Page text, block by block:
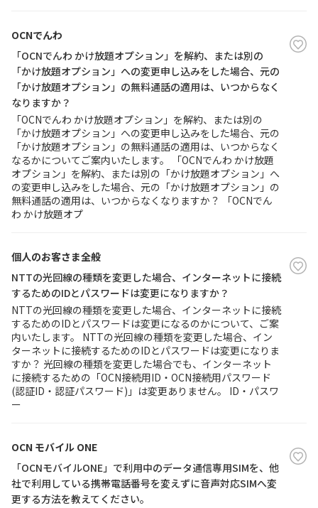
OCNでんわ
「OCNでんわ かけ放題オプション」を解約、または別の
「かけ放題オプション」への変更申し込みをした場合、元の
「かけ放題オプション」の無料通話の適用は、いつからなく
なりますか？
「OCNでんわ かけ放題オプション」を解約、または別の
「かけ放題オプション」への変更申し込みをした場合、元の
「かけ放題オプション」の無料通話の適用は、いつからなく
なるかについてご案内いたします。 「OCNでんわ かけ放題
オプション」を解約、または別の「かけ放題オプション」へ
の変更申し込みをした場合、元の「かけ放題オプション」の
無料通話の適用は、いつからなくなりますか？ 「OCNでん
わ かけ放題オプ
個人のお客さま全般
NTTの光回線の種類を変更した場合、インターネットに接続
するためのIDとパスワードは変更になりますか？
NTTの光回線の種類を変更した場合、インターネットに接続
するためのIDとパスワードは変更になるのかについて、ご案
内いたします。 NTTの光回線の種類を変更した場合、イン
ターネットに接続するためのIDとパスワードは変更になりま
すか？ 光回線の種類を変更した場合でも、インターネット
に接続するための「OCN接続用ID・OCN接続用パスワード
(認証ID・認証パスワード)」は変更ありません。 ID・パスワ
ー
OCN モバイル ONE
「OCNモバイルONE」で利用中のデータ通信専用SIMを、他
社で利用している携帯電話番号を変えずに音声対応SIMへ変
更する方法を教えてください。